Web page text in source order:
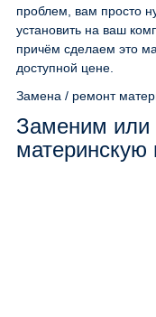
проблем, вам просто
установить на ваш
причём сделаем это
доступной цене.
Замена / ремонт
Заменим или
материнскую